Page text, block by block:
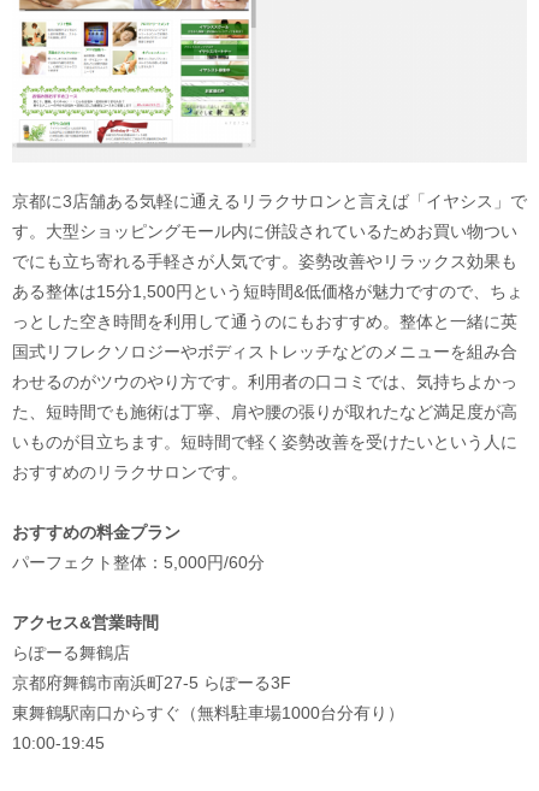
京都に3店舗ある気軽に通えるリラクサロンと言えば「イヤシス」で
す。大型ショッピングモール内に併設されているためお買い物つい
でにも立ち寄れる手軽さが人気です。姿勢改善やリラックス効果も
ある整体は15分1,500円という短時間&低価格が魅力ですので、ちょ
っとした空き時間を利用して通うのにもおすすめ。整体と一緒に英
国式リフレクソロジーやボディストレッチなどのメニューを組み合
わせるのがツウのやり方です。利用者の口コミでは、気持ちよかっ
た、短時間でも施術は丁寧、肩や腰の張りが取れたなど満足度が高
いものが目立ちます。短時間で軽く姿勢改善を受けたいという人に
おすすめのリラクサロンです。
おすすめの料金プラン
パーフェクト整体：5,000円/60分
アクセス&営業時間
らぽーる舞鶴店
京都府舞鶴市南浜町27-5 らぽーる3F
東舞鶴駅南口からすぐ（無料駐車場1000台分有り）
10:00-19:45